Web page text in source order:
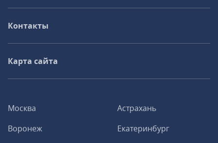
Москва
Астрахань
Воронеж
Екатеринбург
Контакты
Карта сайта